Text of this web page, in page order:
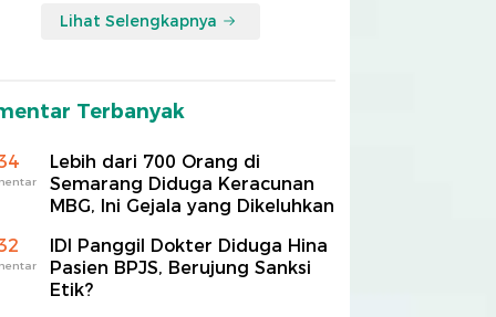
Lihat Selengkapnya
Terbanyak
Lebih dari 700 Orang di
Semarang Diduga Keracunan
MBG, Ini Gejala yang Dikeluhkan
IDI Panggil Dokter Diduga Hina
Pasien BPJS, Berujung Sanksi
Etik?